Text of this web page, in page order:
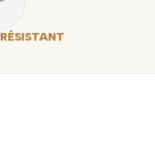
RÉSISTANT